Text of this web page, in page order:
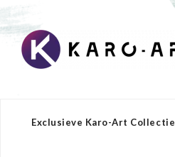
Exclusieve Karo-Art Collectie